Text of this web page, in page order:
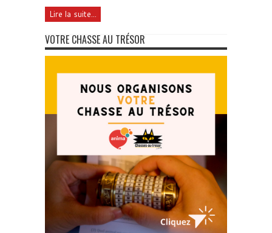
Lire la suite...
VOTRE CHASSE AU TRÉSOR